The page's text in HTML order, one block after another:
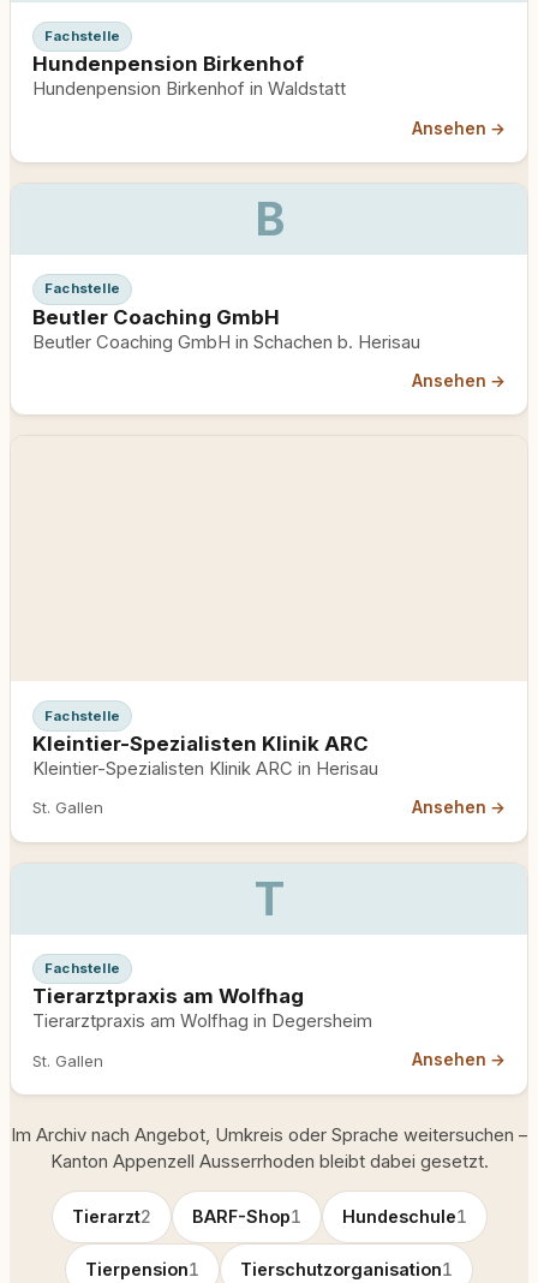
Fachstelle
Hundenpension Birkenhof
Hundenpension Birkenhof in Waldstatt
Ansehen →
B
Fachstelle
Beutler Coaching GmbH
Beutler Coaching GmbH in Schachen b. Herisau
Ansehen →
Fachstelle
Kleintier-Spezialisten Klinik ARC
Kleintier-Spezialisten Klinik ARC in Herisau
St. Gallen Ansehen →
T
Fachstelle
Tierarztpraxis am Wolfhag
Tierarztpraxis am Wolfhag in Degersheim
St. Gallen Ansehen →
Im Archiv nach Angebot, Umkreis oder Sprache weitersuchen –
Kanton Appenzell Ausserrhoden bleibt dabei gesetzt.
Tierarzt2 BARF-Shop1 Hundeschule1
Tierpension1 Tierschutzorganisation1